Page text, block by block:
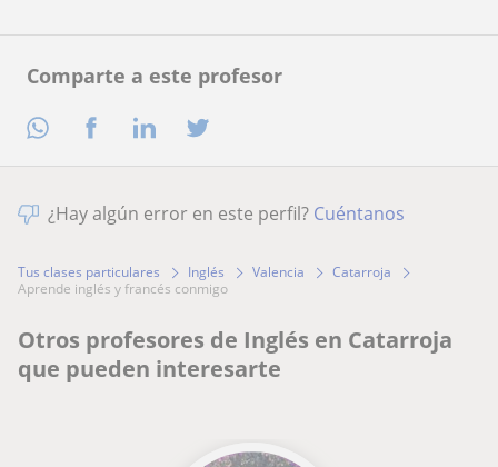
Comparte a este profesor
¿Hay algún error en este perfil? Cuéntanos
Tus clases particulares Inglés Valencia
Catarroja
aprende inglés y francés conmigo
Otros profesores de Inglés en Catarroja
que pueden interesarte